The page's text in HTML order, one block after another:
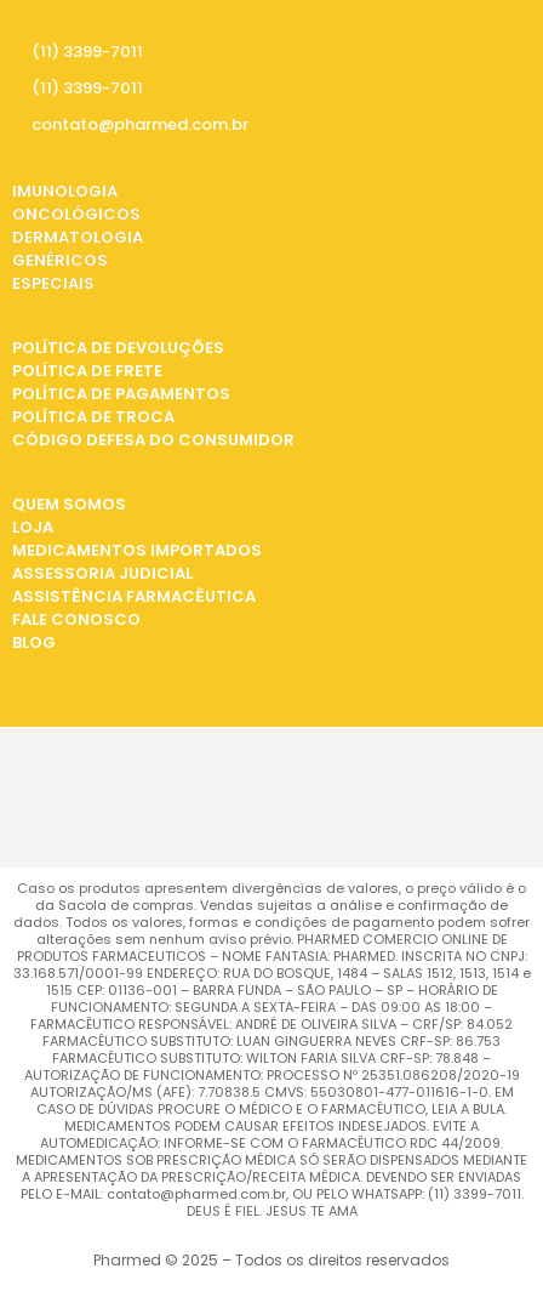
(11) 3399-7011
(11) 3399-7011
contato@pharmed.com.br
IMUNOLOGIA
ONCOLÓGICOS
DERMATOLOGIA
GENÉRICOS
ESPECIAIS
POLÍTICA DE DEVOLUÇÕES
POLÍTICA DE FRETE
POLÍTICA DE PAGAMENTOS
POLÍTICA DE TROCA
CÓDIGO DEFESA DO CONSUMIDOR
QUEM SOMOS
LOJA
MEDICAMENTOS IMPORTADOS
ASSESSORIA JUDICIAL
ASSISTÊNCIA FARMACÊUTICA
FALE CONOSCO
BLOG
Caso os produtos apresentem divergências de valores, o preço válido é o
da Sacola de compras. Vendas sujeitas a análise e confirmação de
dados. Todos os valores, formas e condições de pagamento podem sofrer
alterações sem nenhum aviso prévio. PHARMED COMERCIO ONLINE DE
PRODUTOS FARMACEUTICOS – NOME FANTASIA: PHARMED. INSCRITA NO CNPJ:
33.168.571/0001-99 ENDEREÇO: RUA DO BOSQUE, 1484 – SALAS 1512, 1513, 1514 e
1515 CEP: 01136-001 – BARRA FUNDA – SÃO PAULO – SP – HORÁRIO DE
FUNCIONAMENTO: SEGUNDA A SEXTA-FEIRA – DAS 09:00 AS 18:00 –
FARMACÊUTICO RESPONSÁVEL: ANDRÉ DE OLIVEIRA SILVA – CRF/SP: 84.052
FARMACÊUTICO SUBSTITUTO: LUAN GINGUERRA NEVES CRF-SP: 86.753
FARMACÊUTICO SUBSTITUTO: WILTON FARIA SILVA CRF-SP: 78.848 –
AUTORIZAÇÃO DE FUNCIONAMENTO: PROCESSO Nº 25351.086208/2020-19
AUTORIZAÇÃO/MS (AFE): 7.70838.5 CMVS: 55030801-477-011616-1-0. EM
CASO DE DÚVIDAS PROCURE O MÉDICO E O FARMACÊUTICO, LEIA A BULA.
MEDICAMENTOS PODEM CAUSAR EFEITOS INDESEJADOS. EVITE A
AUTOMEDICAÇÃO: INFORME-SE COM O FARMACÊUTICO RDC 44/2009.
MEDICAMENTOS SOB PRESCRIÇÃO MÉDICA SÓ SERÃO DISPENSADOS MEDIANTE
A APRESENTAÇÃO DA PRESCRIÇÃO/RECEITA MÉDICA. DEVENDO SER ENVIADAS
PELO E-MAIL: contato@pharmed.com.br, OU PELO WHATSAPP: (11) 3399-7011.
DEUS É FIEL. JESUS TE AMA
Pharmed © 2025 – Todos os direitos reservados